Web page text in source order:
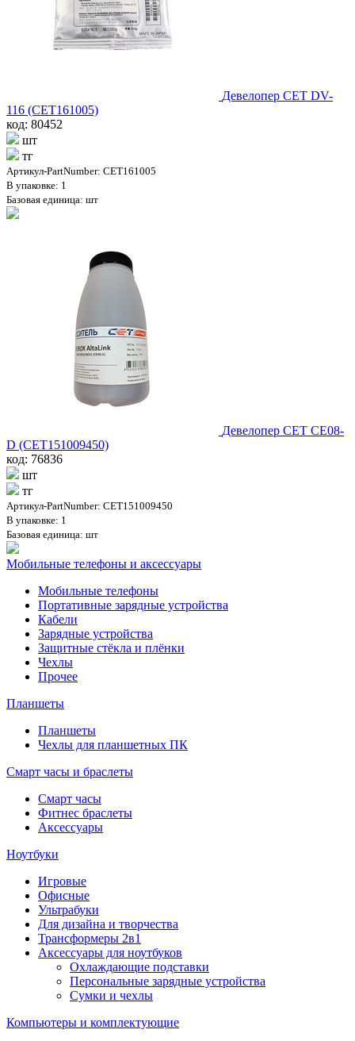
Девелопер CET DV-
116 (CET161005)
код: 80452
шт
тг
Артикул-PartNumber: CET161005
В упаковке: 1
Базовая единица: шт
Девелопер CET CE08-
D (CET151009450)
код: 76836
шт
тг
Артикул-PartNumber: CET151009450
В упаковке: 1
Базовая единица: шт
Мобильные телефоны и аксессуары
Мобильные телефоны
Портативные зарядные устройства
Кабели
Зарядные устройства
Защитные стёкла и плёнки
Чехлы
Прочее
Планшеты
Планшеты
Чехлы для планшетных ПК
Смарт часы и браслеты
Смарт часы
Фитнес браслеты
Аксессуары
Ноутбуки
Игровые
Офисные
Ультрабуки
Для дизайна и творчества
Трансформеры 2в1
Аксессуары для ноутбуков
Охлаждающие подставки
Персональные зарядные устройства
Сумки и чехлы
Компьютеры и комплектующие